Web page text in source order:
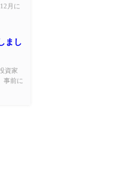
月に
まし
資家
事前に